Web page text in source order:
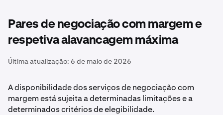
Pares de negociação com margem e
respetiva alavancagem máxima
Última atualização: 6 de maio de 2026
A disponibilidade dos serviços de negociação com
margem está sujeita a determinadas limitações e a
determinados critérios de elegibilidade.